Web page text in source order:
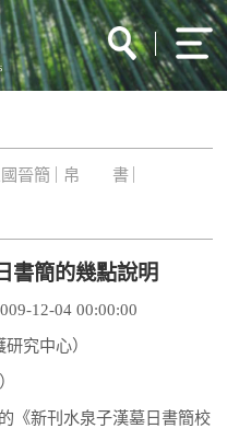
晉簡 帛 書
書簡的幾點說明
12-04 00:00:00
研究中心）
新刊水泉子漢墓日書簡校